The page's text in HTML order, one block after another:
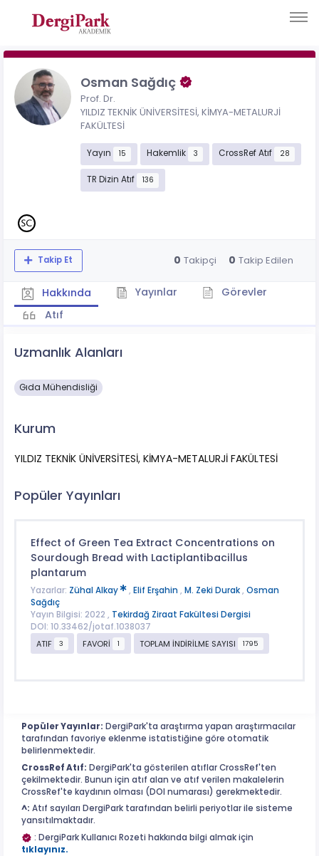
Osman Sağdıç
Prof. Dr.
YILDIZ TEKNİK ÜNİVERSİTESİ, KİMYA-METALURJİ
FAKÜLTESİ
Yayın 15 Hakemlik 3 CrossRef Atıf 28
TR Dizin Atıf 136
Takip Et 0 Takipçi 0 Takip Edilen
Hakkında Yayınlar
Görevler
Atıf
Uzmanlık Alanları
Gıda Mühendisliği
Kurum
YILDIZ TEKNİK ÜNİVERSİTESİ, KİMYA-METALURJİ FAKÜLTESİ
Popüler Yayınları
Effect of Green Tea Extract Concentrations on
Sourdough Bread with Lactiplantibacillus
plantarum
Yazarlar: Zühal Alkay , Elif Erşahin , M. Zeki Durak, Osman
Sağdıç
Yayın Bilgisi: 2022 , Tekirdağ Ziraat Fakültesi Dergisi
DOI: 10.33462/jotaf.1038037
ATIF
3 FAVORİ 1 TOPLAM İNDİRİLME SAYISI 1795
Popüler Yayınlar: DergiPark'ta araştırma yapan araştırmacılar
tarafından favoriye eklenme istatistiğine göre otomatik
belirlenmektedir.
CrossRef Atıf: DergiPark'ta gösterilen atıflar CrossRef'ten
çekilmektedir. Bunun için atıf alan ve atıf verilen makalelerin
CrossRef'te kaydının olması (DOI numarası) gerekmektedir.
^: Atıf sayıları DergiPark tarafından belirli periyotlar ile sisteme
yansıtılmaktadır.
: DergiPark Kullanıcı Rozeti hakkında bilgi almak için
tıklayınız.